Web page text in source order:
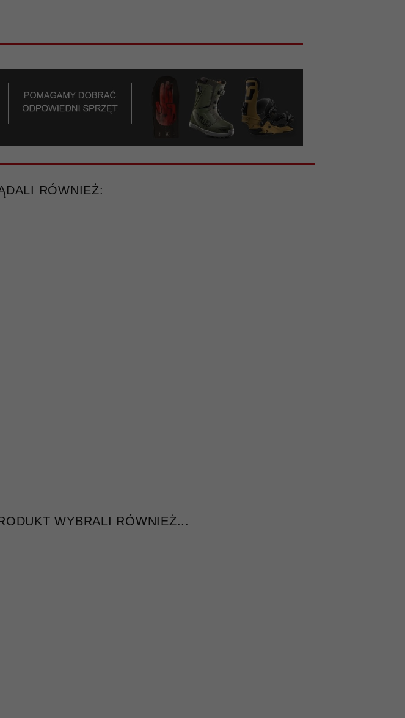
RÓWNIEŻ:
WYBRALI RÓWNIEŻ...